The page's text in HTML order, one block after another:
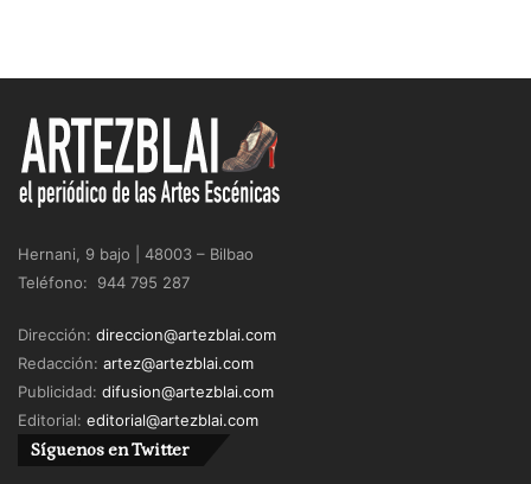
Hernani, 9 bajo | 48003 – Bilbao
Teléfono: 944 795 287
Dirección: direccion@artezblai.com
Redacción: artez@artezblai.com
Publicidad: difusion@artezblai.com
Editorial: editorial@artezblai.com
Síguenos en Twitter